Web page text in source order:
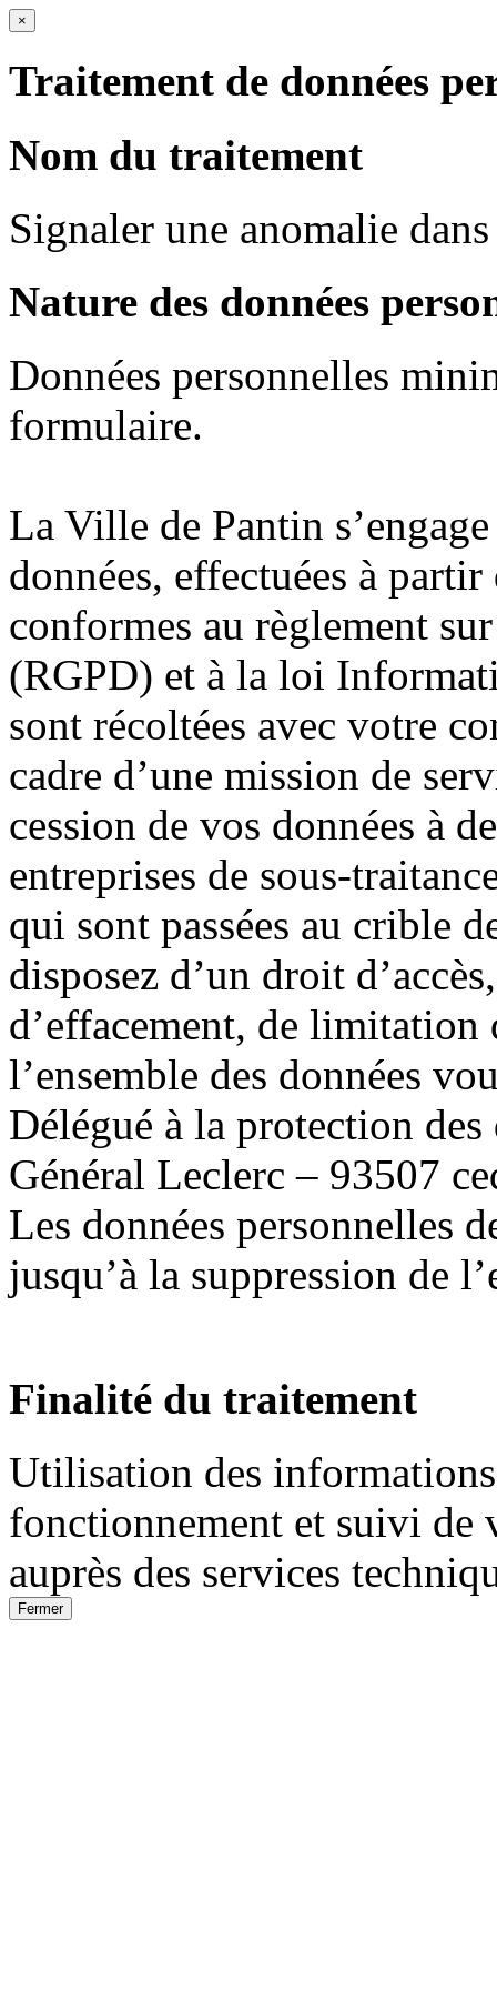
×
Traitement de données
Nom du traitement
Signaler une anomalie
Nature des données
Données personnelles
formulaire.
La Ville de Pantin
données, effectuées à
conformes au règlement
(RGPD) et à la loi
sont récoltées avec votre
cadre d’une mission de
cession de vos données à
entreprises de sous-
qui sont passées au crible
disposez d’un droit
d’effacement, de
l’ensemble des données
Délégué à la protection
Général Leclerc – 93507
Les données personnelles
jusqu’à la suppression de
Finalité du traitement
Utilisation des
fonctionnement et suivi de
auprès des services
Fermer